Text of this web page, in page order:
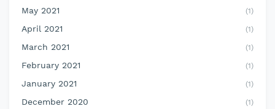
May 2021 (1)
April 2021 (1)
March 2021 (1)
February 2021 (1)
January 2021 (1)
December 2020 (1)